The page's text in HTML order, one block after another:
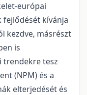
európai
kívánja
kezdve, másrészt
is
trendekre tesz
(NPM) és a
elterjedését és